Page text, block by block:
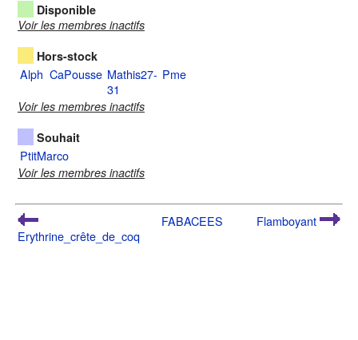
Disponible
Voir les membres inactifs
Hors-stock
Alph CaPousse Mathis27-
31
Pme
Voir les membres inactifs
Souhait
PtitMarco
Voir les membres inactifs
Erythrine_crête_de_coq
FABACEES Flamboyant